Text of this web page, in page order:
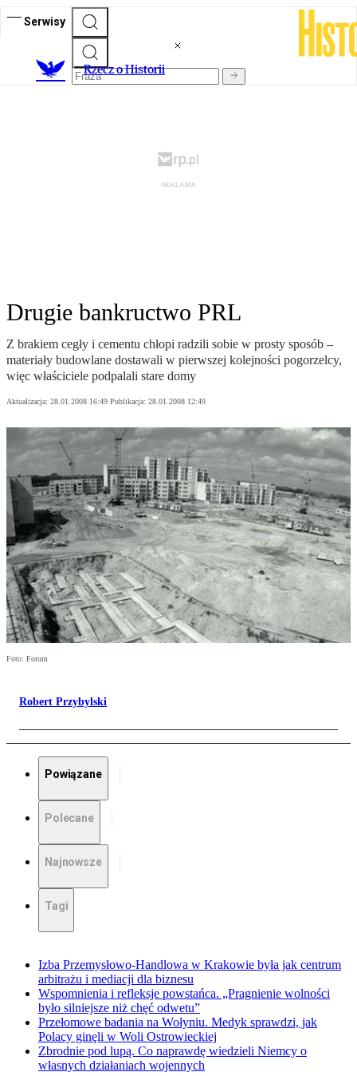
Serwisy
Rzecz o Historii
Drugie bankructwo PRL
Z brakiem cegły i cementu chłopi radzili sobie w prosty sposób –
materiały budowlane dostawali w pierwszej kolejności pogorzelcy,
więc właściciele podpalali stare domy
Aktualizacja: 28.01.2008 16:49 Publikacja: 28.01.2008 12:49
Foto: Forum
Robert Przybylski
Powiązane
Polecane
Najnowsze
Tagi
Izba Przemysłowo-Handlowa w Krakowie była jak centrum
arbitrażu i mediacji dla biznesu
Wspomnienia i refleksje powstańca. „Pragnienie wolności
było silniejsze niż chęć odwetu”
Przełomowe badania na Wołyniu. Medyk sprawdzi, jak
Polacy ginęli w Woli Ostrowieckiej
Zbrodnie pod lupą. Co naprawdę wiedzieli Niemcy o
własnych działaniach wojennych